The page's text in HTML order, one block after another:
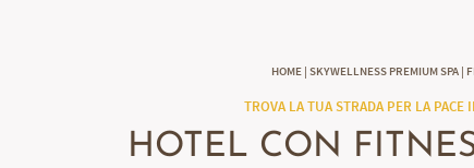
HOME | SKYWELLNESS PREMIUM SPA |
HOTEL CON
TROVA LA TUA STRADA PER LA PACE